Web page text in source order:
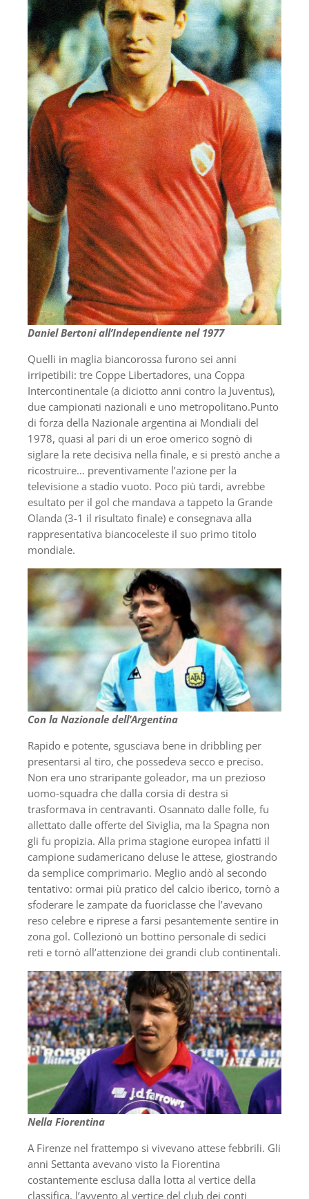
Daniel Bertoni all’Independiente nel 1977
Quelli in maglia biancorossa furono sei anni
irripetibili: tre Coppe Libertadores, una Coppa
Intercontinentale (a diciotto anni contro la Juventus),
due campionati nazionali e uno metropolitano.Punto
di forza della Nazionale argentina ai Mondiali del
1978, quasi al pari di un eroe omerico sognò di
siglare la rete decisiva nella finale, e si prestò anche a
ricostruire… preventivamente l’azione per la
televisione a stadio vuoto. Poco più tardi, avrebbe
esultato per il gol che mandava a tappeto la Grande
Olanda (3-1 il risultato finale) e consegnava alla
rappresentativa biancoceleste il suo primo titolo
mondiale.
Con la Nazionale dell’Argentina
Rapido e potente, sgusciava bene in dribbling per
presentarsi al tiro, che possedeva secco e preciso.
Non era uno straripante goleador, ma un prezioso
uomo-squadra che dalla corsia di destra si
trasformava in centravanti. Osannato dalle folle, fu
allettato dalle offerte del Siviglia, ma la Spagna non
gli fu propizia. Alla prima stagione europea infatti il
campione sudamericano deluse le attese, giostrando
da semplice comprimario. Meglio andò al secondo
tentativo: ormai più pratico del calcio iberico, tornò a
sfoderare le zampate da fuoriclasse che l’avevano
reso celebre e riprese a farsi pesantemente sentire in
zona gol. Collezionò un bottino personale di sedici
reti e tornò all’attenzione dei grandi club continentali.
Nella Fiorentina
A Firenze nel frattempo si vivevano attese febbrili. Gli
anni Settanta avevano visto la Fiorentina
costantemente esclusa dalla lotta al vertice della
classifica, l’avvento al vertice del club dei conti